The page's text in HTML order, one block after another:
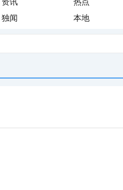
资讯
热点
独闻 本地